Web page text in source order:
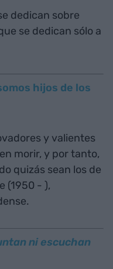
dedican sobre
se dedican sólo a
hijos de los
y valientes
morir, y por tanto,
quizás sean los de
(1950 - ),
ni escuchan